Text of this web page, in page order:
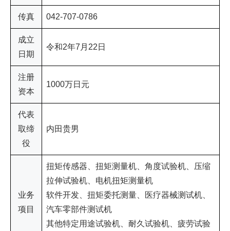
传真 042-707-0786
成立
日期
令和2年7月22日
注册
资本
1000万日元
代表
取缔
役
内田贵男
业务
项目
扭矩传感器、扭矩测量机、角度试验机、压缩
拉伸试验机、电机扭矩测量机
软件开发、扭矩委托测量、医疗器械测试机、
汽车零部件测试机
其他特定用途试验机、耐久试验机、疲劳试验